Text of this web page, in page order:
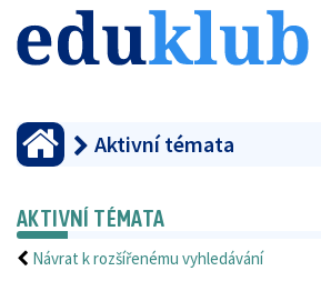
Aktivní témata
AKTIVNÍ TÉMATA
Návrat k rozšířenému vyhledávání